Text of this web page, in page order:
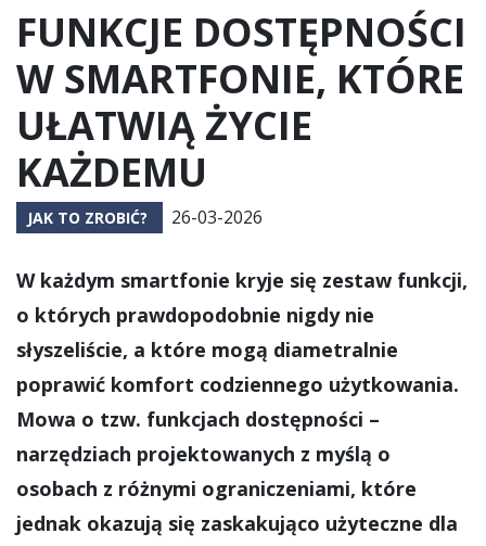
FUNKCJE DOSTĘPNOŚCI
W SMARTFONIE, KTÓRE
UŁATWIĄ ŻYCIE
KAŻDEMU
JAK TO ZROBIĆ? 26-03-2026
W każdym smartfonie kryje się zestaw funkcji,
o których prawdopodobnie nigdy nie
słyszeliście, a które mogą diametralnie
poprawić komfort codziennego użytkowania.
Mowa o tzw. funkcjach dostępności –
narzędziach projektowanych z myślą o
osobach z różnymi ograniczeniami, które
jednak okazują się zaskakująco użyteczne dla